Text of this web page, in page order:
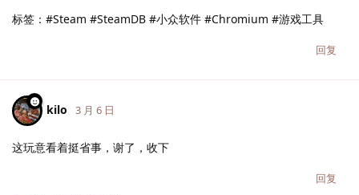
标签：#Steam #SteamDB #小众软件 #Chromium #游戏工具
回复
kilo 3 月 6 日
这玩意看着挺省事，谢了，收下
回复